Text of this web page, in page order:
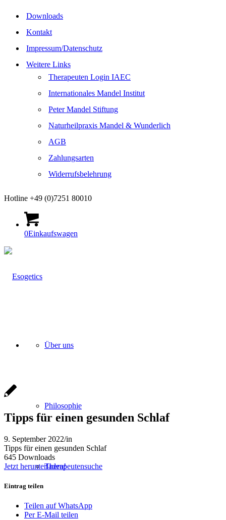
Downloads
Kontakt
Impressum/Datenschutz
Weitere Links
Therapeuten Login IAEC
Internationales Mandel Institut
Peter Mandel Stiftung
Naturheilpraxis Mandel & Wunderlich
AGB
Zahlungsarten
Widerrufsbelehrung
Hotline +49 (0)7251 80010
0Einkaufswagen
Über uns
Philosophie
Therapeutensuche
Tipps für einen gesunden Schlaf
9. September 2022/in
Tipps für einen gesunden Schlaf
645 Downloads
Jetzt herunterladen!
Eintrag teilen
Teilen auf WhatsApp
Per E-Mail teilen